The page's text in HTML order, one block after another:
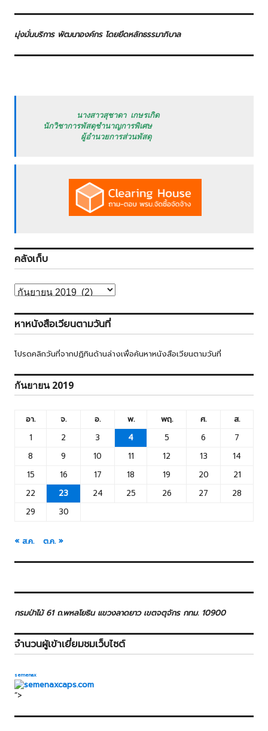
มุ่งมั่นบริการ พัฒนาองค์กร โดยยึดหลักธรรมาภิบาล
           นางสาวสุชาดา เกษรเกิด
   นักวิชาการพัสดุชำนาญการพิเศษ
            ผู้อำนวยการส่วนพัสดุ
คลังเก็บ
คลัง
เก็บ
หาหนังสือเวียนตามวันที่
โปรดคลิกวันที่จากปฏิทินด้านล่างเพื่อค้นหาหนังสือเวียนตามวันที่
กันยายน 2019
อา. จ. อ. พ. พฤ. ศ.
ส.
1
2 3 4 5 6
7
8
9 10 11 12 13
14
15
16 17 18 19 20
21
22
23 24 25 26 27
28
29
30
« ส.ค. ต.ค. »
กรมป่าไม้ 61 ถ.พหลโยธิน แขวงลาดยาว เขตจตุจักร กทม. 10900
จำนวนผู้เข้าเยี่ยมชมเว็บไซต์
semenax
“>